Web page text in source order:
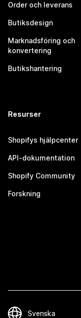
Order och leverans
Butiksdesign
Marknadsföring och
konvertering
Butikshantering
Resurser
Shopifys hjälpcenter
API-dokumentation
Shopify Community
Forskning